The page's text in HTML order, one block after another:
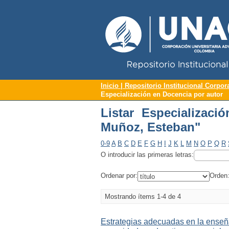
Listar
Inicio | Repositorio Institucional
Especialización en Docencia por autor
Listar
Muñoz, Esteban"
0-9 A B C D E F G H J K L M N O P Q R
O introducir las primeras letras:
Ordenar por: Orden:
Mostrando ítems 1-4 de 4
Estrategias adecuadas en la